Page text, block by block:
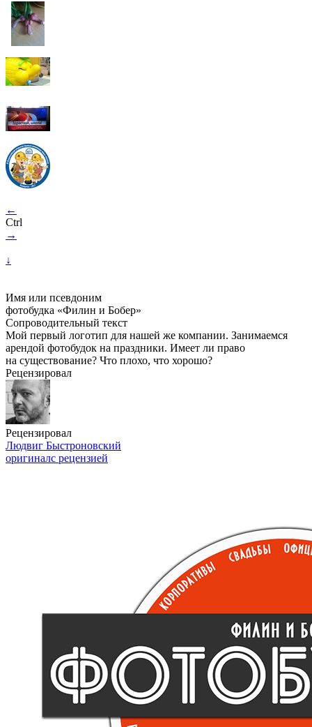
←
Ctrl
→
↓
Имя или псевдоним
фотобудка «Филин и Бобер»
Сопроводительный текст
Мой первый логотип для нашей же компании. Занимаемся
арендой фотобудок на праздники. Имеет ли право
на существование? Что плохо, что хорошо?
Рецензировал
Рецензировал
Людвиг Быстроновский
оригиналс рецензией